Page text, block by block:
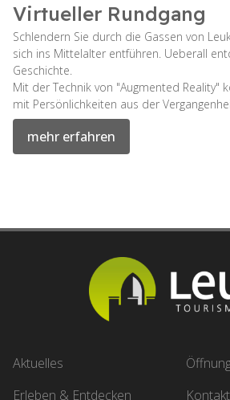
Virtueller Rundgang
Schlendern Sie durch die Gassen von
sich ins Mittelalter entführen. Ueberall
Geschichte.
Mit der Technik von "Augmented Reality"
mit Persönlichkeiten aus der
mehr erfahren
Aktuelles
Erleben & Entdecken
Kontakt